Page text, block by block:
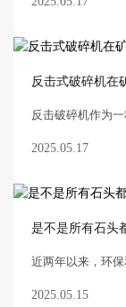
反击式破碎机在
2025.05.17
是不是所有石头
2025.05.15